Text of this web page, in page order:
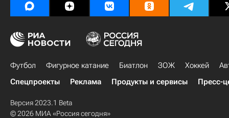
Футбол Фигурное катание Биатлон ЗОЖ Хоккей
Спецпроекты
Реклама Продукты и сервисы Пресс-
Версия 2023.1 Beta
© 2026 МИА «Россия сегодня»